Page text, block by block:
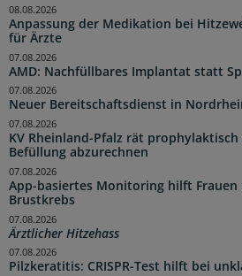
Anpassung der Medikation bei
für Ärzte
08.08.2026
AMD: Nachfüllbares Implantat statt
07.08.2026
Neuer Bereitschaftsdienst in
07.08.2026
KV Rheinland-Pfalz rät
Befüllung abzurechnen
07.08.2026
App-basiertes Monitoring hilft
Brustkrebs
07.08.2026
Ärztlicher Hitzehass
07.08.2026
Pilzkeratitis: CRISPR-Test hilft bei
07.08.2026